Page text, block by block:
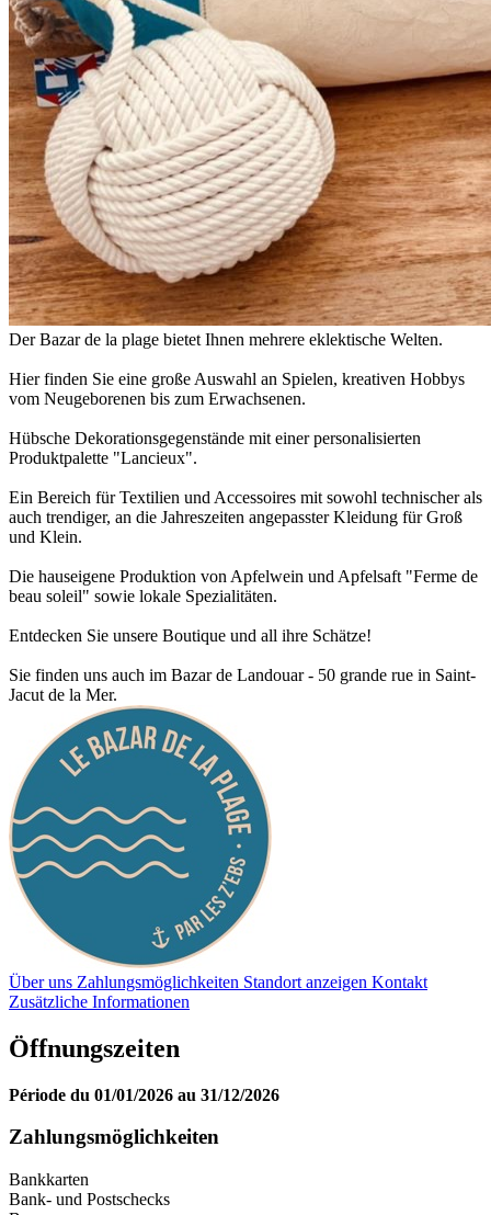
Der Bazar de la plage bietet Ihnen mehrere eklektische Welten.
Hier finden Sie eine große Auswahl an Spielen, kreativen Hobbys
vom Neugeborenen bis zum Erwachsenen.
Hübsche Dekorationsgegenstände mit einer personalisierten
Produktpalette "Lancieux".
Ein Bereich für Textilien und Accessoires mit sowohl technischer als
auch trendiger, an die Jahreszeiten angepasster Kleidung für Groß
und Klein.
Die hauseigene Produktion von Apfelwein und Apfelsaft "Ferme de
beau soleil" sowie lokale Spezialitäten.
Entdecken Sie unsere Boutique und all ihre Schätze!
Sie finden uns auch im Bazar de Landouar - 50 grande rue in Saint-
Jacut de la Mer.
Über uns Zahlungsmöglichkeiten Standort anzeigen Kontakt
Zusätzliche Informationen
Öffnungszeiten
Période du 01/01/2026 au 31/12/2026
Zahlungsmöglichkeiten
Bankkarten
Bank- und Postschecks